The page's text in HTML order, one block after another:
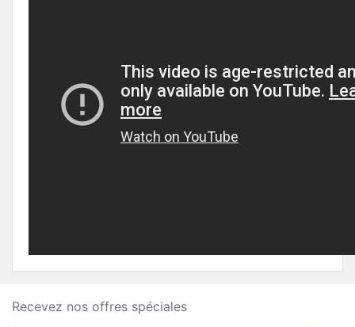
Recevez nos offres spéciales